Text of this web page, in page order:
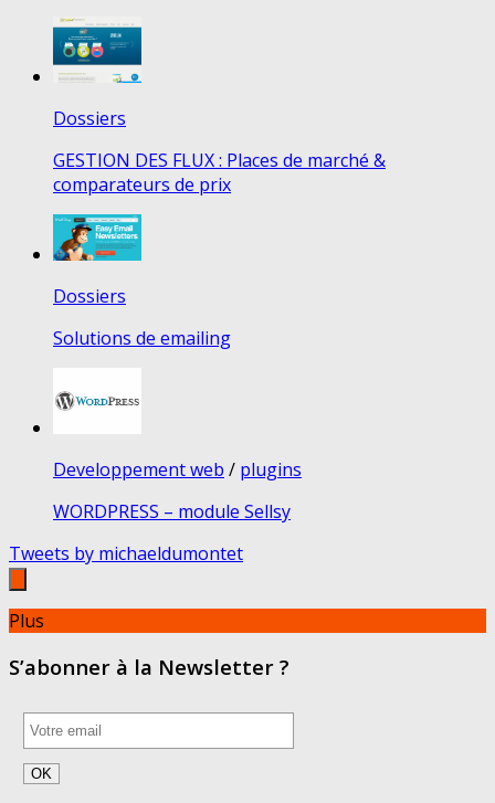
Dossiers
GESTION DES FLUX : Places de marché &
comparateurs de prix
Dossiers
Solutions de emailing
Developpement web / plugins
WORDPRESS – module Sellsy
Tweets by michaeldumontet
Plus
S’abonner à la Newsletter ?